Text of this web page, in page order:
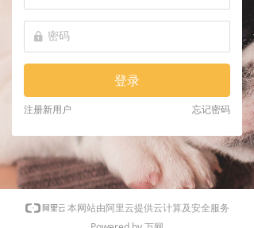
넱
登录
注册新用户 忘记密码
本网站由阿里云提供云计算及安全服务